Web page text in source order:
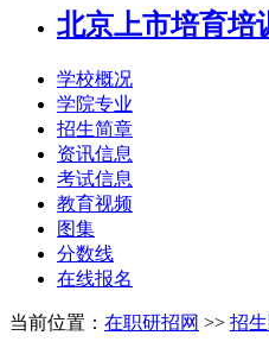
北京上市培育培
学校概况
学院专业
招生简章
资讯信息
考试信息
教育视频
图集
分数线
在线报名
当前位置： 在职研招网 >> 招